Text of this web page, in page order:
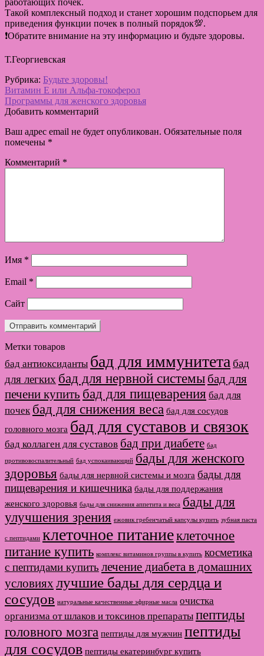
Такой комплексный подход и станет хорошим подспорьем для
приведения функции почек в полный порядок💯.
❗️Обратите внимание на эту информацию и будьте здоровы.
Т.Георгиевская
Рубрика: Будьте здоровы!
Навигация
по
Предыдущая
запись:
Витамин Е или Альфа-токоферол
Следующая
запись:
Программы для женского здоровья
Добавить комментарий
Ваш адрес email не будет опубликован. Обязательные поля
помечены *
Комментарий *
Имя *
Email *
Сайт
Метки товаров
бад антиоксиданты бад для иммунитета бад
для легких бад для нервной системы бад для
печени купить бад для пищеварения бад для
почек бад для снижения веса бад для сосудов
головного мозга бад для суставов и связок
бад коллаген для суставов бад при диабете бад
противовоспалительный бад успокаивающий бады для женского
здоровья бады для нервной системы и мозга бады для
пищеварения и кишечника бады для поддержания
женского здоровья бады для снижения аппетита и веса бады для
улучшения зрения ежовик гребенчатый капсулы купить зубная паста
с пептидами клеточное питаниеклеточное
питание купить комплекс витаминов группы в купить косметика
с пептидами купить лечение диабета в домашних
условияхлучшие бады для сердца и
сосудов натуральные качественные эфирные масла очистка
организма от шлаков и токсинов препараты пептиды
головного мозга пептиды для мужчин пептиды
для сосудов пептиды екатеринбург купить